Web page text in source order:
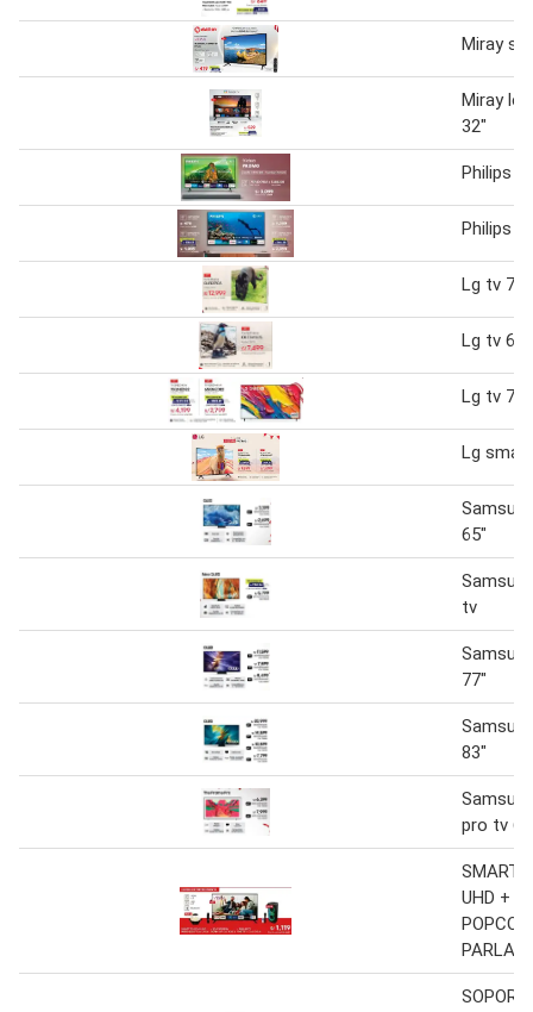
Miray
Miray
32"
Philips
Philips
Lg tv 77"
Lg tv 65"
Lg tv 75"
Lg
65"
tv
77"
83"
pro tv
SMART
UHD +